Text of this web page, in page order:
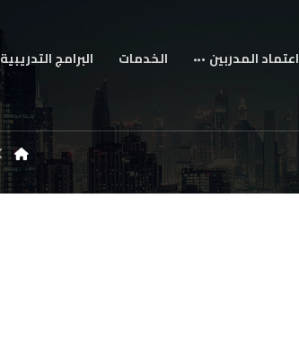
اعتماد المدربين الخدمات البرامج التدريبية